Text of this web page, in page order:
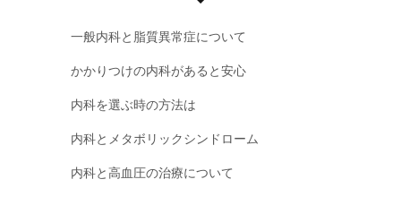
一般内科と脂質異常症について
かかりつけの内科があると安心
内科を選ぶ時の方法は
内科とメタボリックシンドローム
内科と高血圧の治療について